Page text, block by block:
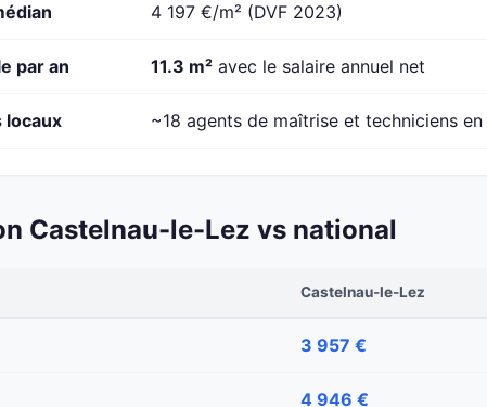
4 197 €/m² (DVF 2023)
par an 11.3 m² avec le salaire annuel net
locaux ~18 agents de maîtrise et techniciens
Castelnau-le-Lez vs national
Castelnau-le-Lez
3 957 €
4 946 €